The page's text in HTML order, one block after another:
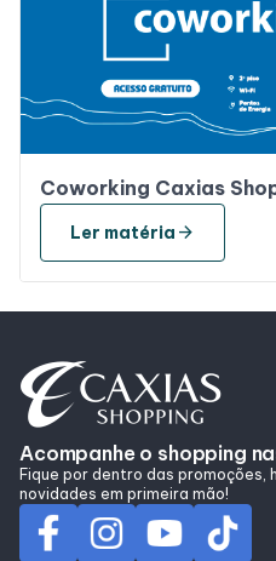
Coworking Caxias
Ler matéria arrow_forward
Acompanhe o shopping
Fique por dentro das promoções,
novidades em primeira mão!